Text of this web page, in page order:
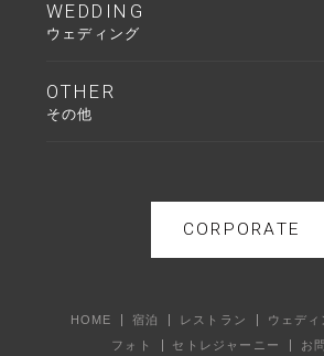
WEDDING
ウェディング
OTHER
その他
HOME 宿泊 レストラン ウェディ
フォト
セトレジャーニー
お
CORPORATE